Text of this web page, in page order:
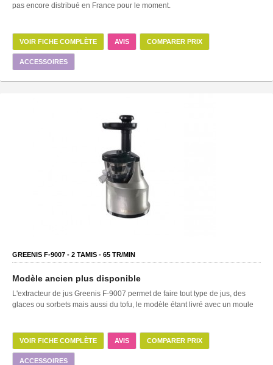
pas encore distribué en France pour le moment.
VOIR FICHE COMPLÈTE AVIS COMPARER PRIX
ACCESSOIRES
GREENIS F-9007 - 2 TAMIS - 65 TR/MIN
Modèle ancien plus disponible
L'extracteur de jus Greenis F-9007 permet de faire tout type de jus, des
glaces ou sorbets mais aussi du tofu, le modèle étant livré avec un moule
VOIR FICHE COMPLÈTE AVIS COMPARER PRIX
ACCESSOIRES